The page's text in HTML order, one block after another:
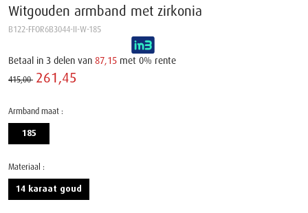
Witgouden armband met zirkonia
B122-FFOR6B3044-II-W-185
Betaal in 3 delen van 87,15 met 0% rente
415,00 ‌ 261,45 ‌
Armband maat :
185
Materiaal :
14 karaat goud